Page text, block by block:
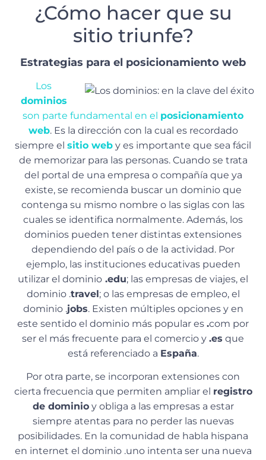
¿Cómo hacer que su
sitio triunfe?
Estrategias para el posicionamiento web
Los
dominios
son parte fundamental en el posicionamiento
web. Es la dirección con la cual es recordado
siempre el sitio web y es importante que sea fácil
de memorizar para las personas. Cuando se trata
del portal de una empresa o compañía que ya
existe, se recomienda buscar un dominio que
contenga su mismo nombre o las siglas con las
cuales se identifica normalmente. Además, los
dominios pueden tener distintas extensiones
dependiendo del país o de la actividad. Por
ejemplo, las instituciones educativas pueden
utilizar el dominio .edu; las empresas de viajes, el
dominio .travel; o las empresas de empleo, el
dominio .jobs. Existen múltiples opciones y en
este sentido el dominio más popular es .com por
ser el más frecuente para el comercio y .es que
está referenciado a España.
Por otra parte, se incorporan extensiones con
cierta frecuencia que permiten ampliar el registro
de dominioy obliga a las empresas a estar
siempre atentas para no perder las nuevas
posibilidades. En la comunidad de habla hispana
en internet el dominio .uno intenta ser una nueva